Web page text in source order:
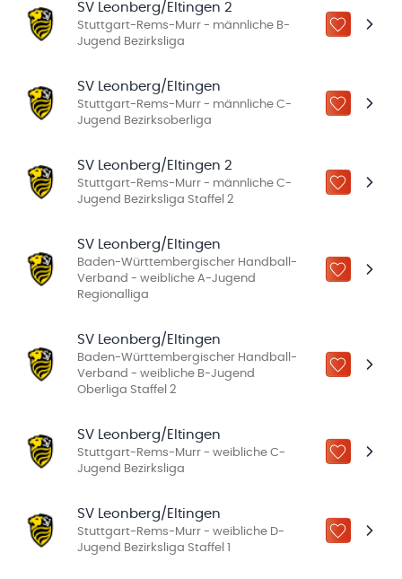
SV Leonberg/Eltingen 2
Stuttgart-Rems-Murr - männliche B-
Jugend Bezirksliga
ZU „MEINE
SV Leonberg/Eltingen
Stuttgart-Rems-Murr - männliche C-
Jugend Bezirksoberliga
ZU „MEINE
SV Leonberg/Eltingen 2
Stuttgart-Rems-Murr - männliche C-
Jugend Bezirksliga Staffel 2
ZU „MEINE
SV Leonberg/Eltingen
Baden-Württembergischer Handball-
Verband - weibliche A-Jugend
Regionalliga
ZU „MEINE
SV Leonberg/Eltingen
Baden-Württembergischer Handball-
Verband - weibliche B-Jugend
Oberliga Staffel 2
ZU „MEINE
SV Leonberg/Eltingen
Stuttgart-Rems-Murr - weibliche C-
Jugend Bezirksliga
ZU „MEINE
SV Leonberg/Eltingen
Stuttgart-Rems-Murr - weibliche D-
Jugend Bezirksliga Staffel 1
ZU „MEINE